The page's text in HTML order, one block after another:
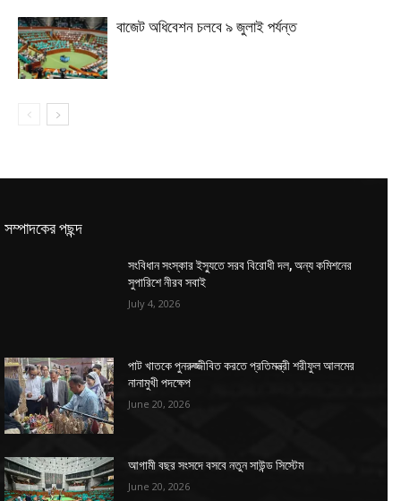
বাজেট অধিবেশন চলবে ৯ জুলাই পর্যন্ত
সম্পাদকের পছন্দ
সংবিধান সংস্কার ইস্যুতে সরব বিরোধী দল, অন্য কমিশনের
সুপারিশে নীরব সবাই
July 4, 2026
পাট খাতকে পুনরুজ্জীবিত করতে প্রতিমন্ত্রী শরীফুল আলমের
নানামুখী পদক্ষেপ
June 20, 2026
আগামী বছর সংসদে বসবে নতুন সাউন্ড সিস্টেম
June 20, 2026